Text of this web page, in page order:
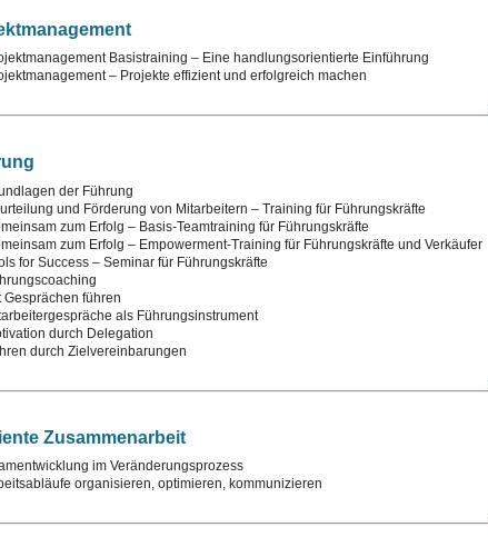
Basistraining – Eine handlungsorientierte Einführung
– Projekte effizient und erfolgreich machen
der Führung
und Förderung von Mitarbeitern – Training für Führungskräfte
zum Erfolg – Basis-Teamtraining für Führungskräfte
zum Erfolg – Empowerment-Training für Führungs­kräfte und Verkäufer
for Success – Seminar für Führungskräfte
Gesprächen führen
als Führungsinstrument
durch Delegation
durch Zielvereinbarungen
Zusammenarbeit
im Veränderungsprozess
organisieren, optimieren, kommunizieren